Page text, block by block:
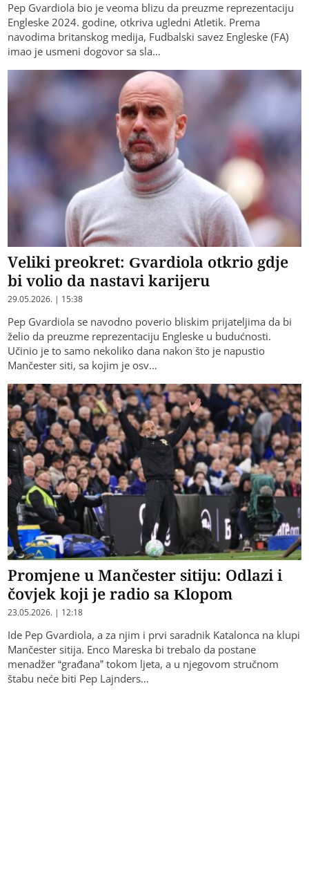
Pep Gvardiola bio je veoma blizu da preuzme reprezentaciju
Engleske 2024. godine, otkriva ugledni Atletik. Prema
navodima britanskog medija, Fudbalski savez Engleske (FA)
imao je usmeni dogovor sa sla…
Veliki preokret: Gvardiola otkrio gdje
bi volio da nastavi karijeru
29.05.2026. | 15:38
Pep Gvardiola se navodno poverio bliskim prijateljima da bi
želio da preuzme reprezentaciju Engleske u budućnosti.
Učinio je to samo nekoliko dana nakon što je napustio
Mančester siti, sa kojim je osv…
Promjene u Mančester sitiju: Odlazi i
čovjek koji je radio sa Klopom
23.05.2026. | 12:18
Ide Pep Gvardiola, a za njim i prvi saradnik Katalonca na klupi
Mančester sitija. Enco Mareska bi trebalo da postane
menadžer “građana” tokom ljeta, a u njegovom stručnom
štabu neće biti Pep Lajnders…